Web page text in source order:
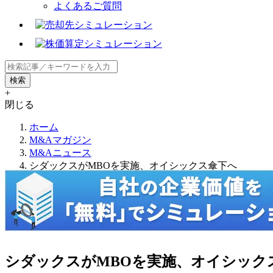
よくあるご質問
+
閉じる
ホーム
M&Aマガジン
M&Aニュース
シダックスがMBOを実施、オイシックス傘下へ
シダックスがMBOを実施、オイシック